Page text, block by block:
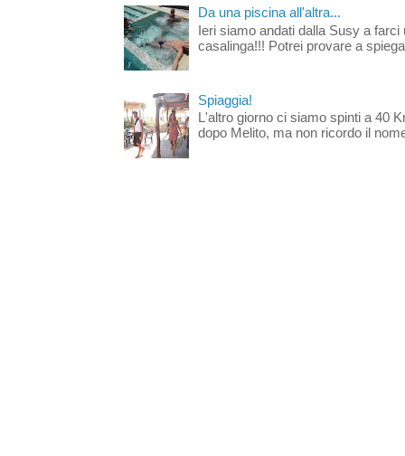
Da una piscina all'altra...
Ieri siamo andati dalla Susy a
casalinga!!! Potrei provare a
Spiaggia!
L'altro giorno ci siamo spinti a 40
dopo Melito, ma non ricordo il